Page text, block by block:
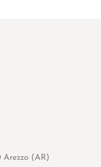
Arezzo (AR)